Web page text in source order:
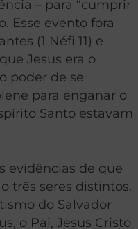
– para “cumprir
Esse evento fora
(1 Néfi 11) e
Jesus era o
poder de se
para enganar o
Santo estavam
evidências de que
três seres distintos.
do Salvador
o Pai, Jesus Cristo